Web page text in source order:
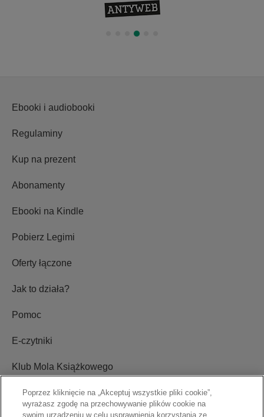
Ebooki i audiobooki
Regulaminy
Kup na prezent
Abonamenty
Ebooki na Kindle
Pobierz Legimi
Oferty łączone
Jak to działa?
Pomoc
E-czytniki
Klub Mola Książkowego
Ustawienia plików cookie
Poprzez kliknięcie na „Akceptuj wszystkie pliki cookie”,
wyrażasz zgodę na przechowywanie plików cookie na
swoim urządzeniu w celu usprawnienia korzystania ze